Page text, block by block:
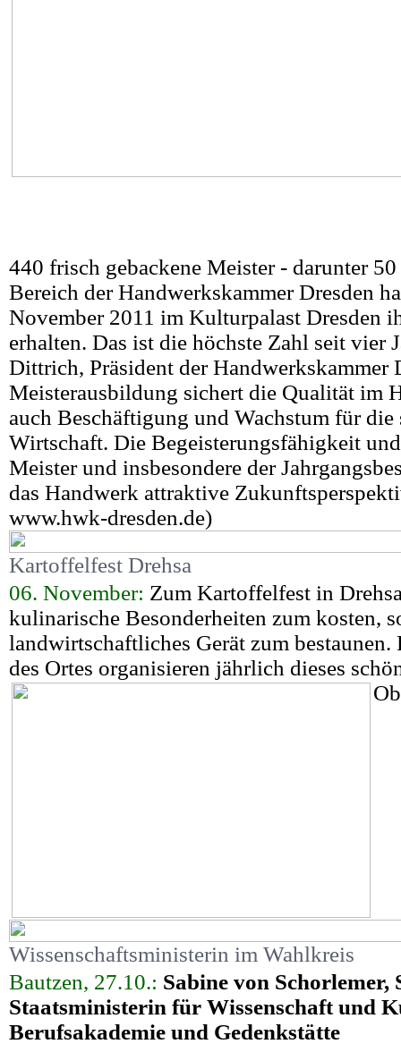
440 frisch gebackene Meister - darunter 50
Bereich der Handwerkskammer Dresden
November 2011 im Kulturpalast Dresden
erhalten. Das ist die höchste Zahl seit vier
Dittrich, Präsident der Handwerkskammer
Meisterausbildung sichert die Qualität im
auch Beschäftigung und Wachstum für die
Wirtschaft. Die Begeisterungsfähigkeit
Meister und insbesondere der
das Handwerk attraktive
www.hwk-dresden.de)
Kartoffelfest Drehsa
06. November: Zum Kartoffelfest in
kulinarische Besonderheiten zum kosten,
landwirtschaftliches Gerät zum
des Ortes organisieren jährlich dieses
Wissenschaftsministerin im Wahlkreis
Bautzen, 27.10.: Sabine von Schorlemer,
Staatsministerin für Wissenschaft und
Berufsakademie und Gedenkstätte